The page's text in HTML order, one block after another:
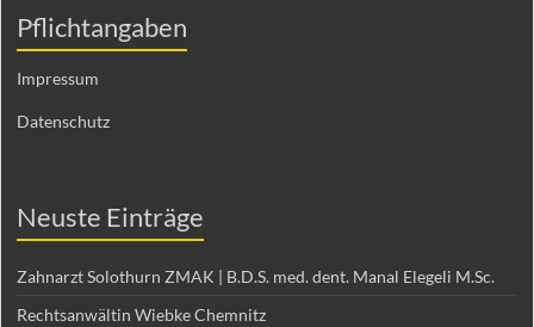
Pflichtangaben
Impressum
Datenschutz
Neuste Einträge
Zahnarzt Solothurn ZMAK | B.D.S. med. dent. Manal Elegeli M.Sc.
Rechtsanwältin Wiebke Chemnitz